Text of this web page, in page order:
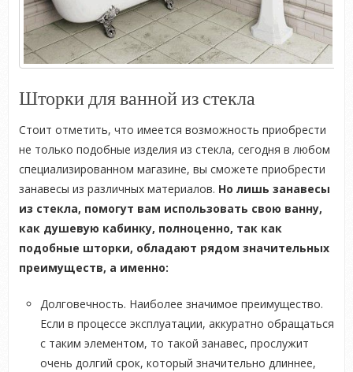
Шторки для ванной из стекла
Стоит отметить, что имеется возможность приобрести
не только подобные изделия из стекла, сегодня в любом
специализированном магазине, вы сможете приобрести
занавесы из различных материалов. Но лишь занавесы
из стекла, помогут вам использовать свою ванну,
как душевую кабинку, полноценно, так как
подобные шторки, обладают рядом значительных
преимуществ, а именно:
Долговечность. Наиболее значимое преимущество.
Если в процессе эксплуатации, аккуратно обращаться
с таким элементом, то такой занавес, прослужит
очень долгий срок, который значительно длиннее,